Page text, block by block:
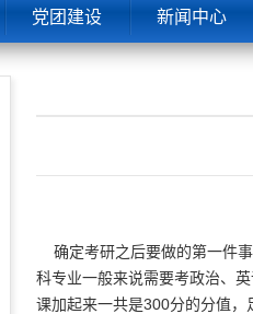
党团建设 新闻中心
确定考研之后要做的第一件
科专业一般来说需要考政治、
课加起来一共是300分的分值